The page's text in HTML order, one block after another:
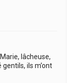
lâcheuse,
gentils, ils m’ont